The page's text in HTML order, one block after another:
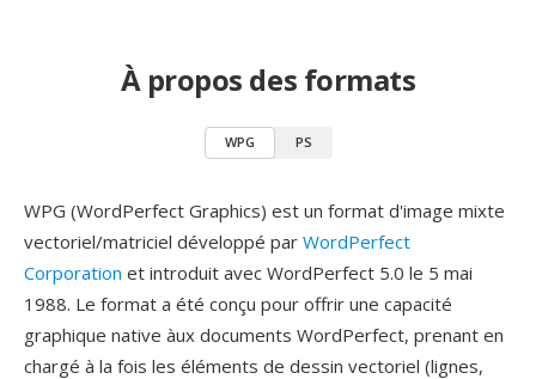
À propos des formats
WPG PS
WPG (WordPerfect Graphics) est un format d'image mixte
vectoriel/matriciel développé par WordPerfect
Corporation et introduit avec WordPerfect 5.0 le 5 mai
1988. Le format a été conçu pour offrir une capacité
graphique native àux documents WordPerfect, prenant en
chargé à la fois les éléments de dessin vectoriel (lignes,